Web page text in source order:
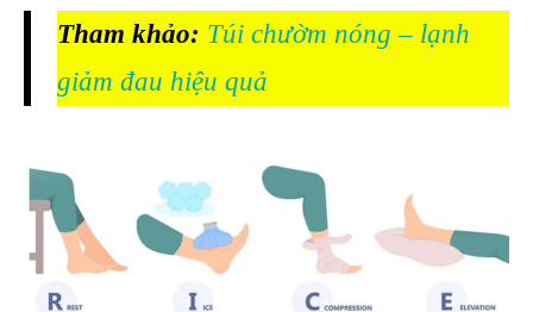
Tham khảo: Túi chườm nóng – lạnh
giảm đau hiệu quả